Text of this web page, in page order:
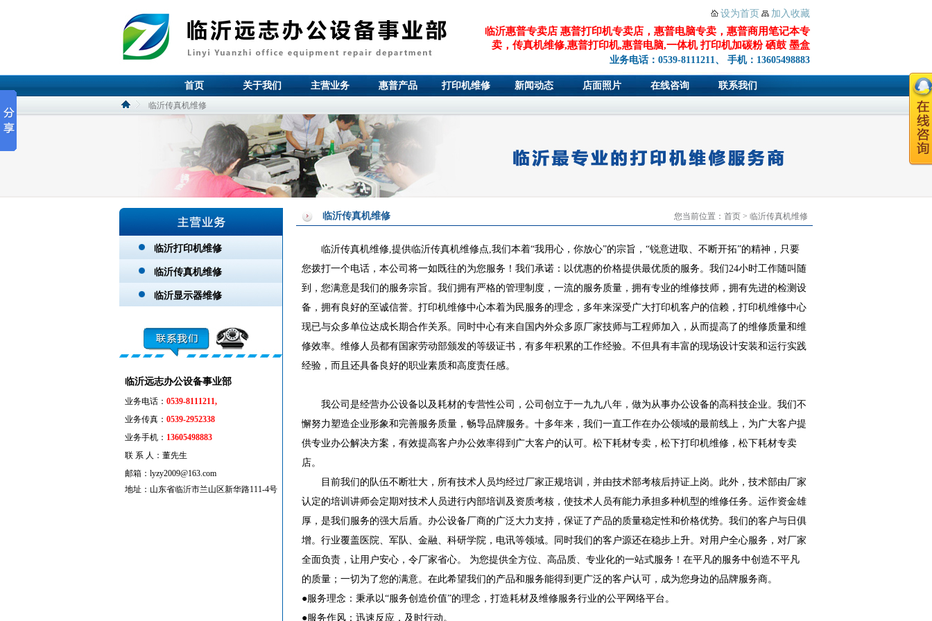
设为首页 加入收藏
临沂惠普专卖店 惠普打印机专卖店，惠普电脑专卖，惠普商用笔记本专
卖，传真机维修,惠普打印机,惠普电脑,一体机 打印机加碳粉 硒鼓 墨盒
业务电话：0539-8111211、 手机：13605498883
首页 关于我们 主营业务 惠普产品 打印机维修 新闻动态 店面照片 在线咨询 联系我们
临沂传真机维修
临沂打印机维修
临沂传真机维修
临沂显示器维修
临沂远志办公设备事业部
业务电话： 0539-8111211,
业务传真： 0539-2952338
业务手机： 13605498883
联 系 人：董先生
邮箱：lyzy2009@163.com
地址：山东省临沂市兰山区新华路111-4号
临沂传真机维修 您当前位置： 首页> 临沂传真机维修
临沂传真机维修,提供临沂传真机维修点,我们本着“我用心，你放心”的宗旨，“锐意进取、不断开拓”的精神，只要
您拨打一个电话，本公司将一如既往的为您服务！我们承诺：以优惠的价格提供最优质的服务。我们24小时工作随叫随
到，您满意是我们的服务宗旨。我们拥有严格的管理制度，一流的服务质量，拥有专业的维修技师，拥有先进的检测设
备，拥有良好的至诚信誉。打印机维修中心本着为民服务的理念，多年来深受广大打印机客户的信赖，打印机维修中心
现已与众多单位达成长期合作关系。同时中心有来自国内外众多原厂家技师与工程师加入，从而提高了的维修质量和维
修效率。维修人员都有国家劳动部颁发的等级证书，有多年积累的工作经验。不但具有丰富的现场设计安装和运行实践
经验，而且还具备良好的职业素质和高度责任感。
我公司是经营办公设备以及耗材的专营性公司，公司创立于一九九八年，做为从事办公设备的高科技企业。我们不
懈努力塑造企业形象和完善服务质量，畅导品牌服务。十多年来，我们一直工作在办公领域的最前线上，为广大客户提
供专业办公解决方案，有效提高客户办公效率得到广大客户的认可。松下耗材专卖，松下打印机维修，松下耗材专卖
店。
目前我们的队伍不断壮大，所有技术人员均经过厂家正规培训，并由技术部考核后持证上岗。此外，技术部由厂家
认定的培训讲师会定期对技术人员进行内部培训及资质考核，使技术人员有能力承担多种机型的维修任务。运作资金雄
厚，是我们服务的强大后盾。办公设备厂商的广泛大力支持，保证了产品的质量稳定性和价格优势。我们的客户与日俱
增。行业覆盖医院、军队、金融、科研学院，电讯等领域。同时我们的客户源还在稳步上升。对用户全心服务，对厂家
全面负责，让用户安心，令厂家省心。 为您提供全方位、高品质、专业化的一站式服务！在平凡的服务中创造不平凡
的质量；一切为了您的满意。在此希望我们的产品和服务能得到更广泛的客户认可，成为您身边的品牌服务商。
●服务理念：秉承以“服务创造价值”的理念，打造耗材及维修服务行业的公平网络平台。
●服务作风：迅速反应，及时行动。